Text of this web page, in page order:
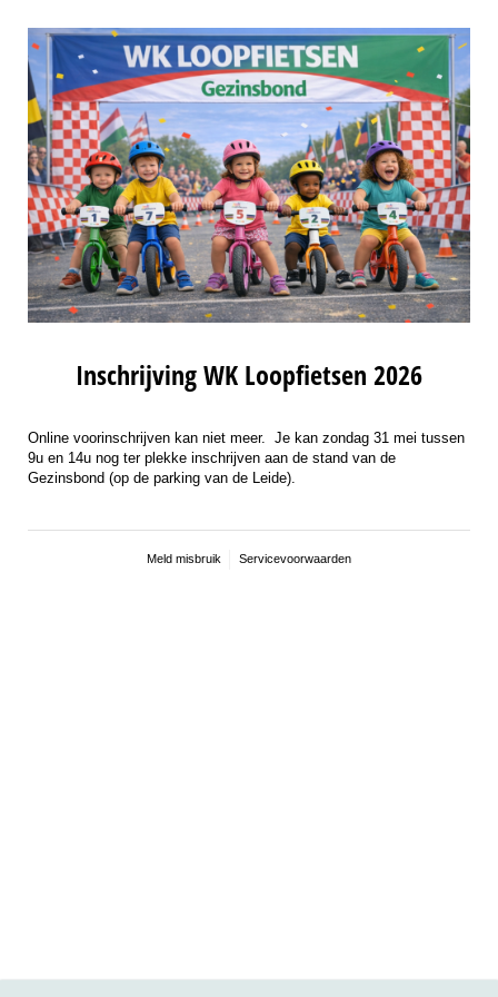
Inschrijving WK Loopfietsen 2026
Online voorinschrijven kan niet meer. Je kan zondag 31 mei tussen
9u en 14u nog ter plekke inschrijven aan de stand van de
Gezinsbond (op de parking van de Leide).
Meld misbruik Servicevoorwaarden